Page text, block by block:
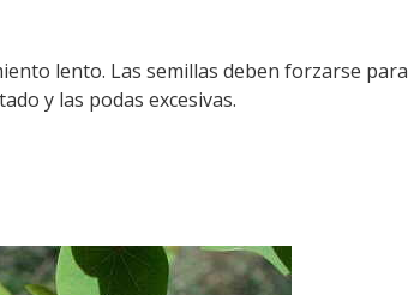
lento. Las semillas deben forzarse para
y las podas excesivas.